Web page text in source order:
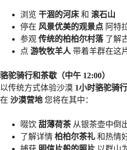
浏览 干涸的河床 和 滚石山
停在 风景优美的观景点 阿特
参观 传统的柏柏尔村落了解
点 游牧牧羊人 带着羊群在这
骆驼骑行和茶歇（中午 12:00）
以传统方式体验沙漠 1小时骆驼骑行
在 沙漠营地 您将在其中：
啜饮 甜薄荷茶从银茶壶中倒
了解详情 柏柏尔茶礼 和热情